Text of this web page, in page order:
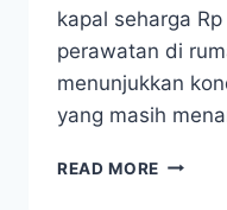
kapal seharga
perawatan di
menunjukkan
yang masih
READ MORE KISAH